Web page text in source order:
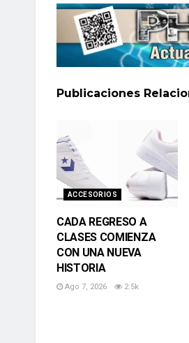
Publicaciones
ACCESORIOS
CADA REGRESO A
CLASES COMIENZA
CON UNA NUEVA
HISTORIA
Ago 7, 2026 2.5k